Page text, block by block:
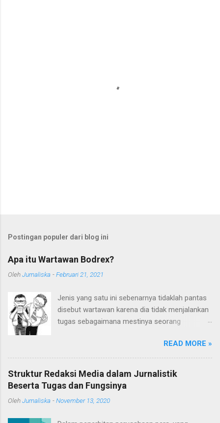
Postingan populer dari blog ini
Apa itu Wartawan Bodrex?
OlehJurnaliska -Februari 21, 2021
Jenis yang satu ini sebenarnya tidaklah pantas
disebut wartawan karena dia tidak menjalankan
tugas sebagaimana mestinya seorang
terlanjur digunakan karena mereka sering kali
mengaku sebagai wartawan. Ditambah lagi
kedekatan pergaulan mereka dengan kalangan
wartawan memperkuat sebutan wartawan pada
mereka. Siapakah Sebenarnya Mereka? Mereka
sebenarnya adalah para WTS (Wartawan Tanpa
READ MORE »
Struktur Redaksi Media dalam Jurnalistik
Beserta Tugas dan Fungsinya
OlehJurnaliska -November 13, 2020